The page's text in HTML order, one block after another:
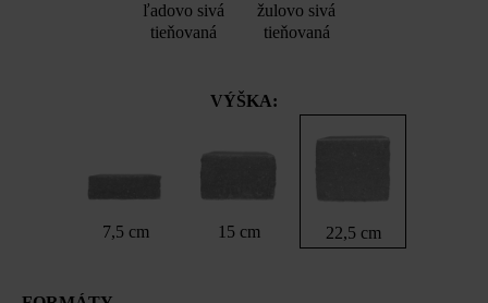
ľadovo sivá
tieňovaná
žulovo sivá
tieňovaná
VÝŠKA:
7,5 cm 15 cm 22,5 cm